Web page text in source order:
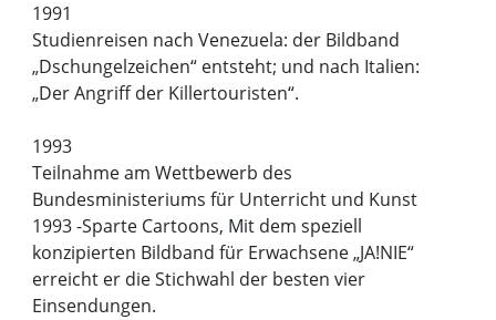
1991
Studienreisen nach Venezuela: der Bildband
„Dschungelzeichen“ entsteht; und nach Italien:
„Der Angriff der Killertouristen“.
1993
Teilnahme am Wettbewerb des
Bundesministeriums für Unterricht und Kunst
1993 -Sparte Cartoons, Mit dem speziell
konzipierten Bildband für Erwachsene „JA!NIE“
erreicht er die Stichwahl der besten vier
Einsendungen.